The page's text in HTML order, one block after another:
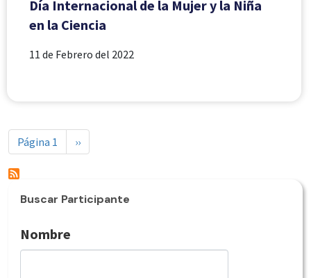
Día Internacional de la Mujer y la Niña
en la Ciencia
11 de Febrero del 2022
Paginación
Página 1 Siguiente página
››
Buscar Participante
Nombre